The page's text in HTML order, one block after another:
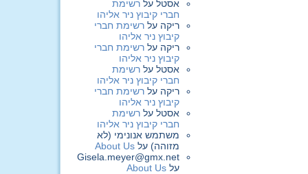
אסטל על רשימת
חברי קיבוץ ניר אליהו
ריקה על רשימת חברי
קיבוץ ניר אליהו
ריקה על רשימת חברי
קיבוץ ניר אליהו
אסטל על רשימת
חברי קיבוץ ניר אליהו
ריקה על רשימת חברי
קיבוץ ניר אליהו
אסטל על רשימת
חברי קיבוץ ניר אליהו
משתמש אנונימי (לא
מזוהה) על About Us
Gisela.meyer@gmx.net
על About Us